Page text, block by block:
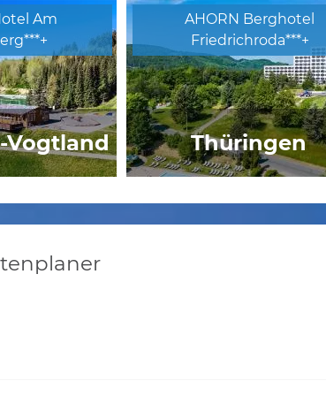
Am
Vogtland
AHORN Berghotel
Friedrichroda***+
Thüringen